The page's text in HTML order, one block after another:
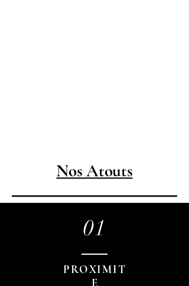
Nos Atouts
01
PROXIMIT
E